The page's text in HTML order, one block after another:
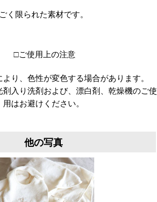
ごく限られた素材です。
□ご使用上の注意
り、色性が変色する場合があります。
剤入り洗剤および、漂白剤、乾燥機のご使
用はお避けください。
他の写真